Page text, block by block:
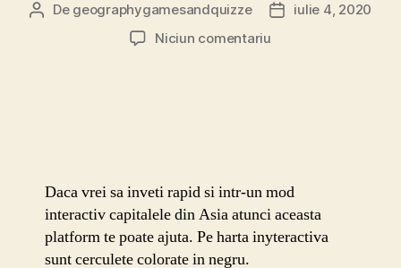
Autor
De geographygamesandquizze
Datăiulie 4, 2020
Niciun comentariula
Daca vrei sa inveti rapid si intr-un mod
interactiv capitalele din Asia atunci aceasta
platform te poate ajuta. Pe harta inyteractiva
sunt cerculete colorate in negru.